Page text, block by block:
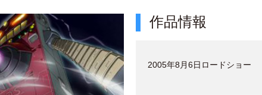
作品情報
2005年8月6日ロードショー